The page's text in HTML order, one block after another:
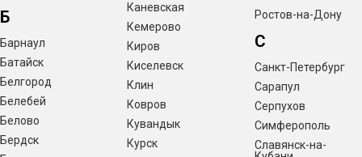
Б
Барнаул
Батайск
Белгород
Белебей
Белово
Бердск
Каневская
Кемерово
Киров
Киселевск
Клин
Ковров
Кувандык
Курск
Ростов-на-Дону
С
Санкт-Петербург
Сарапул
Серпухов
Симферополь
Славянск-на-